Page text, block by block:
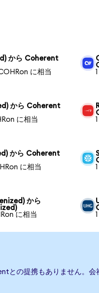
から Coherent
に相当
から Coherent
に相当
から Coherent
に相当
から
に相当
との提携もありません。